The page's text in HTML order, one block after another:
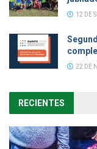
12 DE
22 DE
RECIENTES